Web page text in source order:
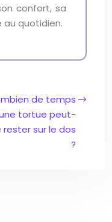
confort, sa
quotidien.
de temps
tortue peut-
rester sur le dos
?